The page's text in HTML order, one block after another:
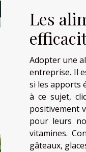
Les
Adopter une
entreprise. Il
si les apports
à ce sujet,
positivement
pour leurs
vitamines.
gâteaux,